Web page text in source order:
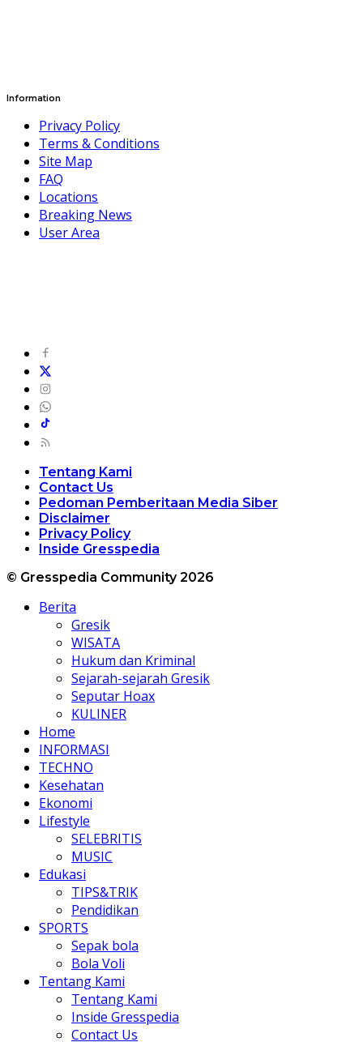
Information
Privacy Policy
Terms & Conditions
Site Map
FAQ
Locations
Breaking News
User Area
Tentang Kami
Contact Us
Pedoman Pemberitaan Media Siber
Disclaimer
Privacy Policy
Inside Gresspedia
© Gresspedia Community 2026
Berita
Gresik
WISATA
Hukum dan Kriminal
Sejarah-sejarah Gresik
Seputar Hoax
KULINER
Home
INFORMASI
TECHNO
Kesehatan
Ekonomi
Lifestyle
SELEBRITIS
MUSIC
Edukasi
TIPS&TRIK
Pendidikan
SPORTS
Sepak bola
Bola Voli
Tentang Kami
Tentang Kami
Inside Gresspedia
Contact Us